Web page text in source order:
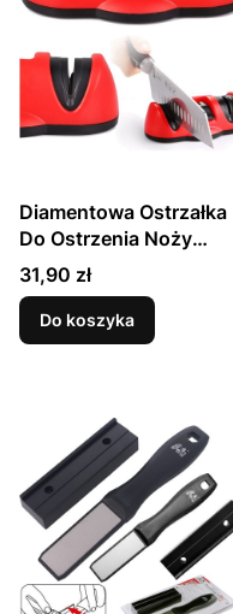
Diamentowa Ostrzałka
Do Ostrzenia Noży
(360/1200) TG1203
TAIDEA
Cena
31,90 zł
Do koszyka